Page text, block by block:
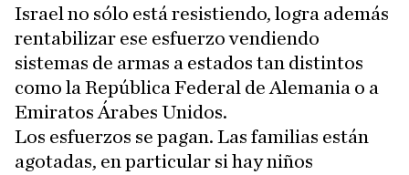
Israel no sólo está resistiendo, logra además
rentabilizar ese esfuerzo vendiendo
sistemas de armas a estados tan distintos
como la República Federal de Alemania o a
Emiratos Árabes Unidos.
Los esfuerzos se pagan. Las familias están
agotadas, en particular si hay niños